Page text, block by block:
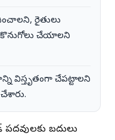
రైతులు
కొనుగోలు చేయాలని
విస్తృతంగా చేపట్టాలని
బదులుగా